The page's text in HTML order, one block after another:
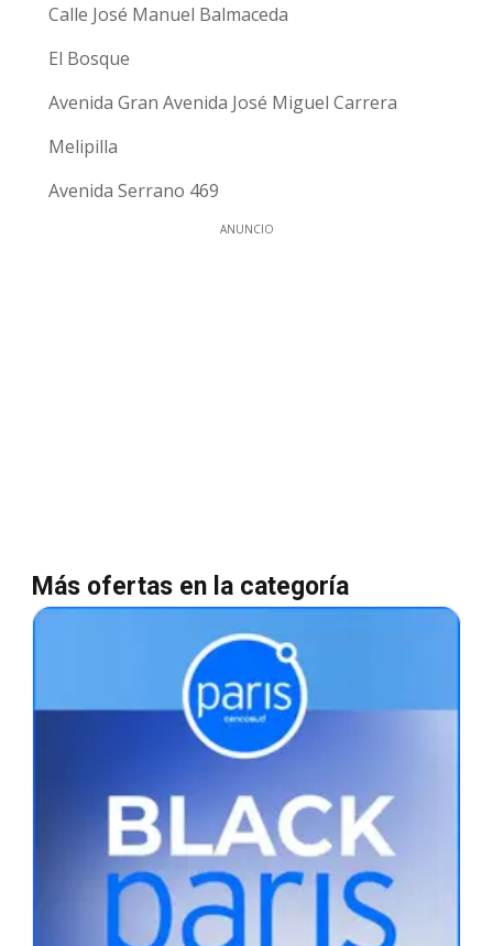
Calle José Manuel Balmaceda
El Bosque
Avenida Gran Avenida José Miguel Carrera
Melipilla
Avenida Serrano 469
ANUNCIO
Más ofertas en la categoría